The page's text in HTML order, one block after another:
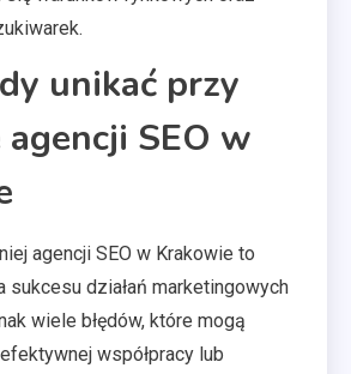
unikać przy
SEO w
agencji SEO w Krakowie to
sukcesu działań marketingowych
wiele błędów, które mogą
współpracy lub